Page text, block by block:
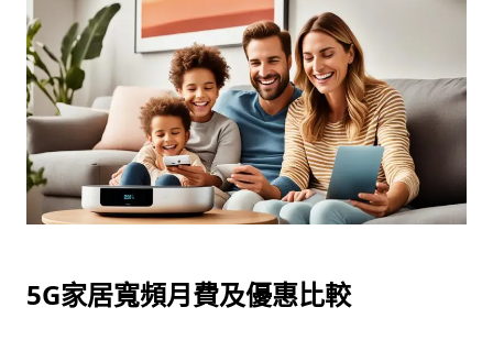
5G家居寬頻月費及優惠比較